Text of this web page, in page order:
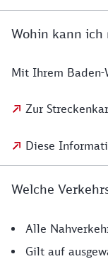
Wohin kann ich
Mit Ihrem Baden-
Zur
Diese
Welche
Alle
Gilt auf